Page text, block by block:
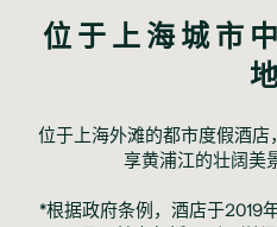
位于上海城市
地
位于上海外滩的都市度假酒
享黄浦江的壮阔美
*根据政府条例，酒店于2019